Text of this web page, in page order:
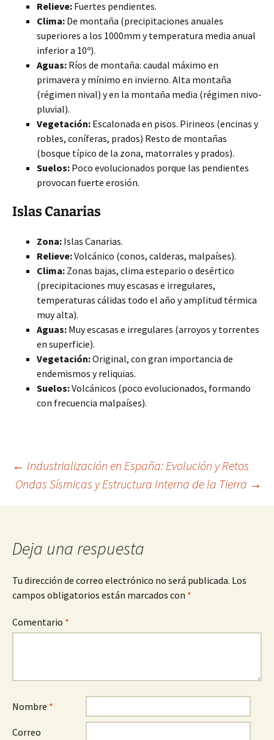
Relieve: Fuertes pendientes.
Clima: De montaña (precipitaciones anuales
superiores a los 1000mm y temperatura media anual
inferior a 10º).
Aguas: Ríos de montaña: caudal máximo en
primavera y mínimo en invierno. Alta montaña
(régimen nival) y en la montaña media (régimen nivo-
pluvial).
Vegetación: Escalonada en pisos. Pirineos (encinas y
robles, coníferas, prados) Resto de montañas
(bosque típico de la zona, matorrales y prados).
Suelos: Poco evolucionados porque las pendientes
provocan fuerte erosión.
Islas Canarias
Zona: Islas Canarias.
Relieve:Volcánico (conos, calderas, malpaíses).
Clima: Zonas bajas, clima estepario o desértico
(precipitaciones muy escasas e irregulares,
temperaturas cálidas todo el año y amplitud térmica
muy alta).
Aguas: Muy escasas e irregulares (arroyos y torrentes
en superficie).
Vegetación:Original, con gran importancia de
endemismos y reliquias.
Suelos:Volcánicos (poco evolucionados, formando
con frecuencia malpaíses).
Navegación
de
entradas
← Industrialización en España: Evolución y Retos
Ondas Sísmicas y Estructura Interna de la Tierra →
Deja una respuesta
Tu dirección de correo electrónico no será publicada. Los
campos obligatorios están marcados con *
Comentario *
Nombre *
Correo